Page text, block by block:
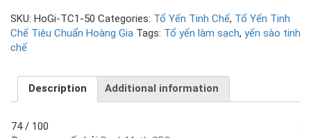
Chế
50gr
-
Chuẩn
Hoàng
Gia
SKU: HoGi-TC1-50 Categories: Tổ Yến Tinh Chế, Tổ Yến Tinh
Chế Tiêu Chuẩn Hoàng Gia Tags: Tổ yến làm sạch, yến sào tinh
chế
Description Additional information
74/ 100